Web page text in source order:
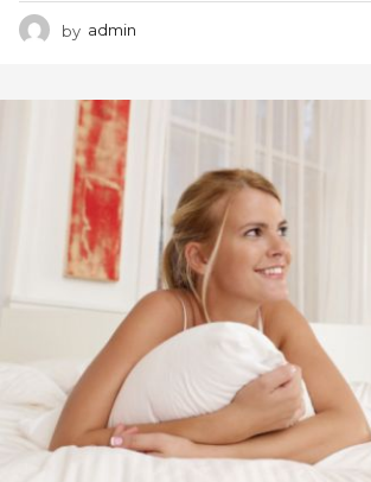
by admin